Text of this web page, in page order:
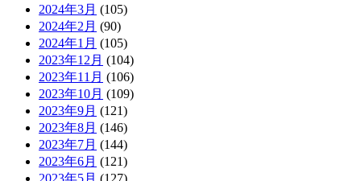
2024年3月 (105)
2024年2月 (90)
2024年1月 (105)
2023年12月 (104)
2023年11月 (106)
2023年10月 (109)
2023年9月 (121)
2023年8月 (146)
2023年7月 (144)
2023年6月 (121)
2023年5月 (127)